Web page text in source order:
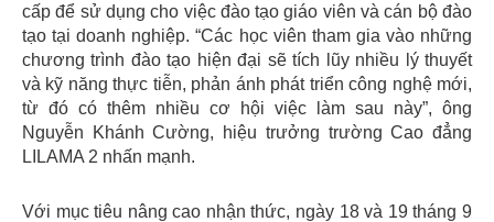
cấp để sử dụng cho việc đào tạo giáo viên và cán bộ đào
tạo tại doanh nghiệp. “Các học viên tham gia vào những
chương trình đào tạo hiện đại sẽ tích lũy nhiều lý thuyết
và kỹ năng thực tiễn, phản ánh phát triển công nghệ mới,
từ đó có thêm nhiều cơ hội việc làm sau này”, ông
Nguyễn Khánh Cường, hiệu trưởng trường Cao đẳng
LILAMA 2 nhấn mạnh.
Với mục tiêu nâng cao nhận thức, ngày 18 và 19 tháng 9